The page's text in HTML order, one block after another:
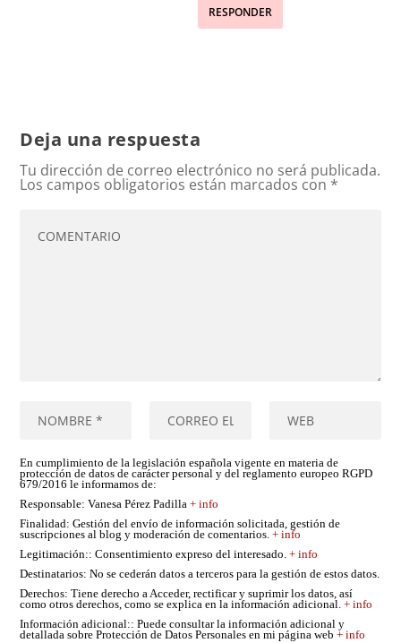
RESPONDER
Deja una respuesta
Tu dirección de correo electrónico no será publicada.
Los campos obligatorios están marcados con *
En cumplimiento de la legislación española vigente en materia de
protección de datos de carácter personal y del reglamento europeo RGPD
679/2016 le informamos de:
Responsable: Vanesa Pérez Padilla+ info
Finalidad: Gestión del envío de información solicitada, gestión de
suscripciones al blog y moderación de comentarios.+ info
Legitimación:: Consentimiento expreso del interesado.+ info
Destinatarios: No se cederán datos a terceros para la gestión de estos datos.
Derechos: Tiene derecho a Acceder, rectificar y suprimir los datos, así
como otros derechos, como se explica en la información adicional.+ info
Información adicional:: Puede consultar la información adicional y
detallada sobre Protección de Datos Personales en mi página web+ info